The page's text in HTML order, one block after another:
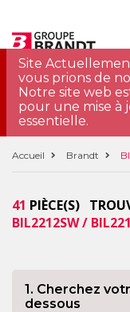
Site
vous prions de
Notre site web
pour une mise à
essentielle.
Accueil Brandt
41 PIÈCE(S)
BIL2212SW /
1. Cherchez
dessous